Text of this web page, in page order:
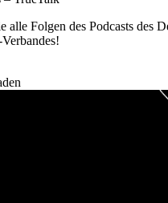
alle Folgen des Podcasts des